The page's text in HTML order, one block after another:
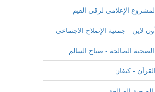
الإعلامى لرقي القيم
لاين - جمعية الإصلاح الاجتماعي
الصحبة الصالحة - صباح السالم
- كيفان